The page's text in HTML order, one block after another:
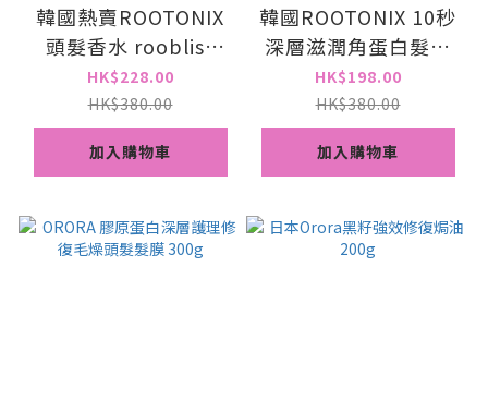
韓國熱賣ROOTONIX
頭髮香水 roobliss
Hair Perfume 30ml
HK$228.00
HK$380.00
加入購物車
韓國ROOTONIX 10秒
深層滋潤角蛋白髮膜
roobliss Extreme
Advanced Essential
Hair Mask Pack
250ml [香港代理]
HK$198.00
HK$380.00
加入購物車